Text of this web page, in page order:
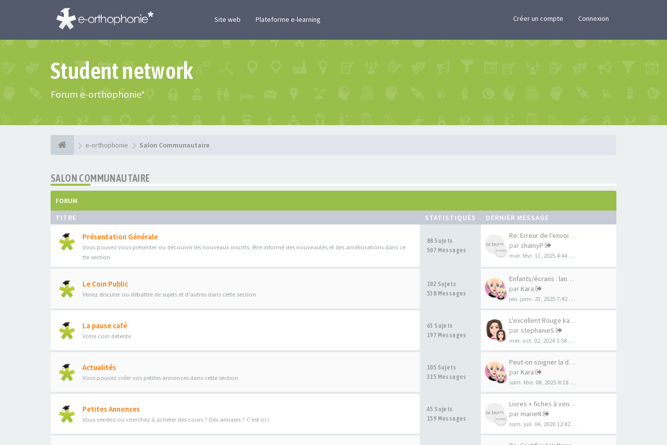
Site web Plateforme e-learning Créer un compte Connexion
Student network
Forum e-orthophonie*
e-orthophonie Salon Communautaire
SALON COMMUNAUTAIRE
FORUM
TITRE
STATISTIQUES DERNIER MESSAGE
Présentation Générale
Vous pouvez vous présenter ou découvrir les nouveaux inscrits, être informé des nouveautés et des améliorations dans ce
tte section
88 Sujets
507 Messages
Re: Erreur de l’envoi de corr…
par shainyP
mar. févr. 11, 2025 4:44 pm
Le Coin Public
Venez discuter ou débattre de sujets et d'autres dans cette section
102 Sujets
538 Messages
Enfants/écrans : langage et c…
par Kara
jeu. janv. 23, 2025 7:42 pm
La pause café
Votre coin détente
63 Sujets
197 Messages
L'excellent Rouge karma
par stephanieS
mer. oct. 02, 2024 3:58 pm
Actualités
Vous pouvez créer vos petites annonces dans cette section
105 Sujets
315 Messages
Peut-on soigner la déficience…
par Kara
sam. févr. 08, 2025 8:18 pm
Petites Annonces
Vous vendez ou cherchez à acheter des cours ? Des annales ? C'est ici !
45 Sujets
159 Messages
Livres + fiches à vendre
par marieN
sam. juil. 04, 2020 12:42 pm